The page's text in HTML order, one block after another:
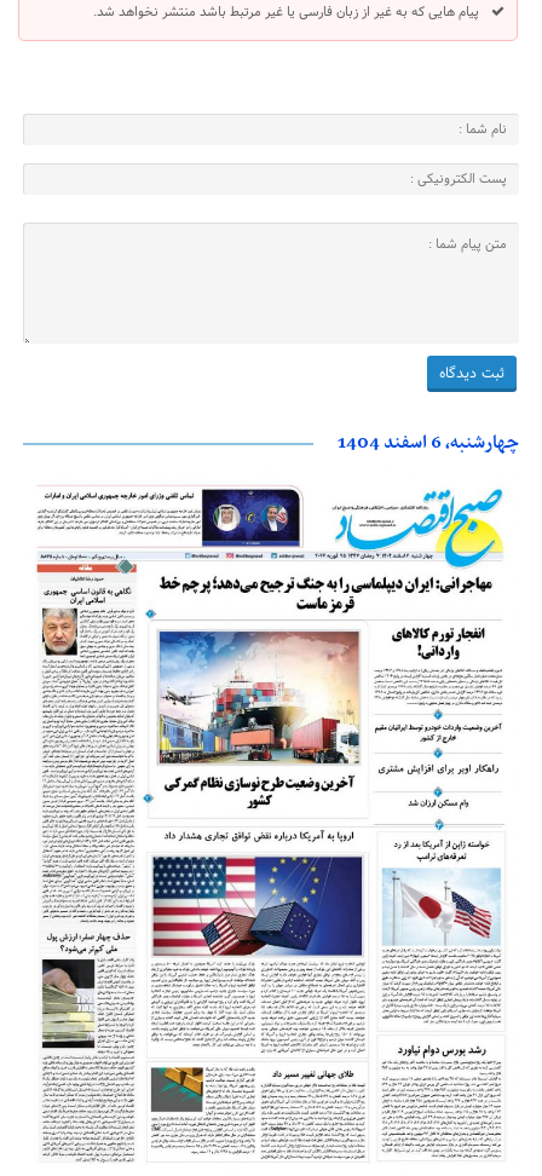
پیام هایی که به غیر از زبان فارسی یا غیر مرتبط باشد منتشر نخواهد شد.
چهارشنبه، 6 اسفند 1404